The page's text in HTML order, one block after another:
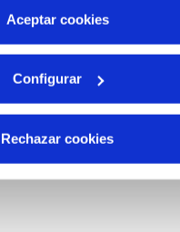
nuestraPolítica de Cookies
Aceptar cookies
Configurar
Rechazar cookies